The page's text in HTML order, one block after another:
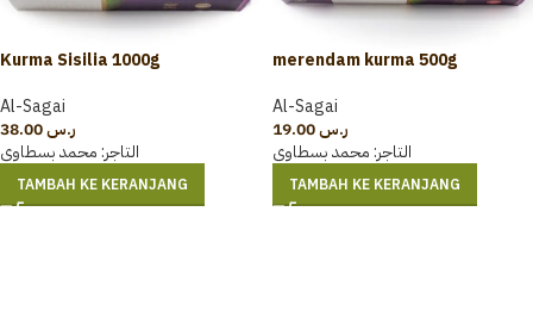
Kurma Sisilia 1000g
Al-Sagai
ر.س
التاجر: محمد بسطاوي
TAMBAH KE KERANJANG
merendam kurma 500g
Al-Sagai
ر.س
التاجر: محمد بسطاوي
TAMBAH KE KERANJANG